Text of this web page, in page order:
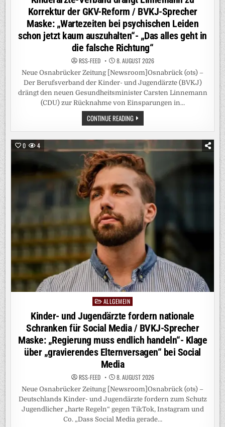
Korrektur der GKV-Reform / BVKJ-Sprecher
Maske: „Wartezeiten bei psychischen Leiden
schon jetzt kaum auszuhalten“- „Das alles geht in
die falsche Richtung“
RSS-FEED 8. AUGUST 2026
Neue Osnabrücker Zeitung [Newsroom]Osnabrück (ots) –
Der Berufsverband der Kinder- und Jugendärzte (BVKJ)
drängt den neuen Gesundheitsminister Carsten Linnemann
(CDU) zur Rücknahme von Einsparungen in…
CONTINUE READINGKINDERÄRZTE-
VERBAND
DRÄNGT
LINNEMANN
ZU
KORREKTUR
DER
GKV-
REFORM
/
BVKJ-
SPRECHER
MASKE:
„WARTEZEITEN
BEI
PSYCHISCHEN
LEIDEN
SCHON
JETZT
KAUM
AUSZUHALTEN“-
„DAS
ALLES
GEHT
IN
DIE
FALSCHE
RICHTUNG“
0 4
PostedALLGEMEIN
Kinder- und Jugendärzte fordern nationale
Schranken für Social Media / BVKJ-Sprecher
Maske: „Regierung muss endlich handeln“- Klage
über „gravierendes Elternversagen“ bei Social
Media
RSS-FEED 8. AUGUST 2026
Neue Osnabrücker Zeitung [Newsroom]Osnabrück (ots) –
Deutschlands Kinder- und Jugendärzte fordern zum Schutz
Jugendlicher „harte Regeln“ gegen TikTok, Instagram und
Co. „Dass Social Media gerade…